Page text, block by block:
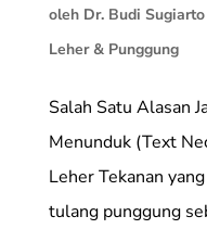
oleh Dr. Budi
Leher & Punggung
Salah Satu Alasan
Menunduk (Text
Leher Tekanan
tulang punggung